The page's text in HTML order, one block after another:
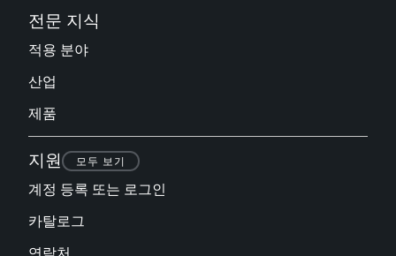
ACCESSORIES
액세서리
소프트웨어
Banner Measurement Sensor Software
전문 지식
적용 분야
산업
제품
지원 모두 보기
계정 등록 또는 로그인
카탈로그